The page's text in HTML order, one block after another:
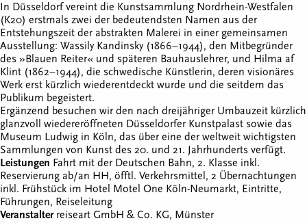
In Düsseldorf vereint die Kunstsammlung Nordrhein-Westfalen
(K20) erstmals zwei der bedeutendsten Namen aus der
Entstehungszeit der abstrakten Malerei in einer gemeinsamen
Ausstellung: Wassily Kandinsky (1866–1944), den Mitbegründer
des »Blauen Reiter« und späteren Bauhauslehrer, und Hilma af
Klint (1862–1944), die schwedische Künstlerin, deren visionäres
Werk erst kürzlich wiederentdeckt wurde und die seitdem das
Publikum begeistert.
Ergänzend besuchen wir den nach dreijähriger Umbauzeit kürzlich
glanzvoll wiedereröffneten Düsseldorfer Kunstpalast sowie das
Museum Ludwig in Köln, das über eine der weltweit wichtigsten
Sammlungen von Kunst des 20. und 21. Jahrhunderts verfügt.
Leistungen Fahrt mit der Deutschen Bahn, 2. Klasse inkl.
Reservierung ab/an HH, öfftl. Verkehrsmittel, 2 Übernachtungen
inkl. Frühstück im Hotel Motel One Köln-Neumarkt, Eintritte,
Führungen, Reiseleitung
Veranstalterreiseart GmbH & Co. KG, Münster